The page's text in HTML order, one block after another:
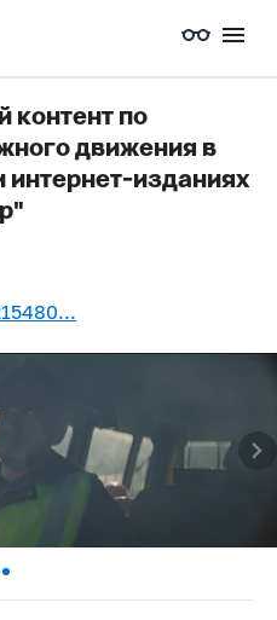
контент по
движения в
интернет-изданиях